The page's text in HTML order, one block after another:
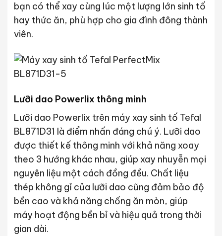
bạn có thể xay cùng lúc một lượng lớn sinh tố
hay thức ăn, phù hợp cho gia đình đông thành
viên.
Lưỡi dao Powerlix thông minh
Lưỡi dao Powerlix trên máy xay sinh tố Tefal
BL871D31 là điểm nhấn đáng chú ý. Lưỡi dao
được thiết kế thông minh với khả năng xoay
theo 3 hướng khác nhau, giúp xay nhuyễn mọi
nguyên liệu một cách đồng đều. Chất liệu
thép không gỉ của lưỡi dao cũng đảm bảo độ
bền cao và khả năng chống ăn mòn, giúp
máy hoạt động bền bỉ và hiệu quả trong thời
gian dài.